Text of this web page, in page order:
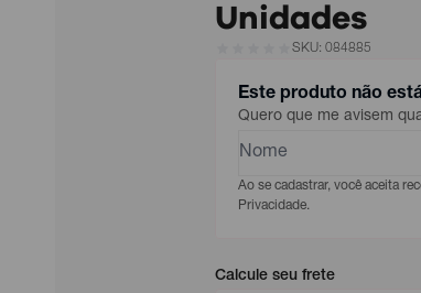
Unidades
SKU: 084885
Este produto não
Quero que me avisem
Ao se cadastrar, você aceita
Privacidade.
Calcule seu frete